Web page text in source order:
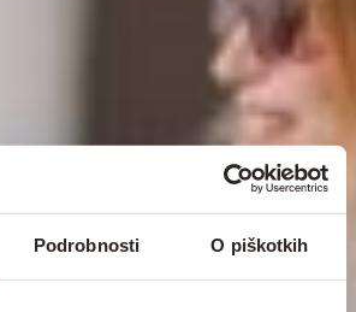
Podrobnosti O piškotkih